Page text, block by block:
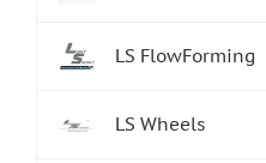
LS FlowForming
LS Wheels